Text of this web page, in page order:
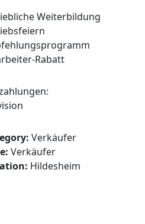
Weiterbildung
Rabatt
Verkäufer
Verkäufer
Hildesheim